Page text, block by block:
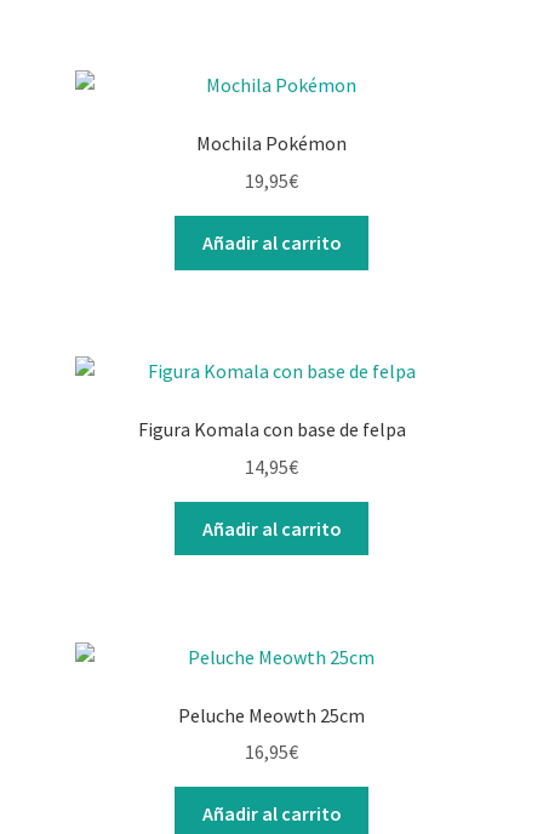
Mochila Pokémon
19,95€
Añadir al carrito
Figura Komala con base de felpa
14,95€
Añadir al carrito
Peluche Meowth 25cm
16,95€
Añadir al carrito